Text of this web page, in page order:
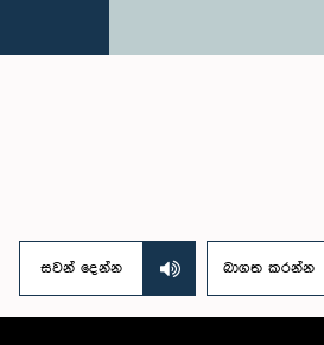
සවන් දෙන්න බාගත කරන්න